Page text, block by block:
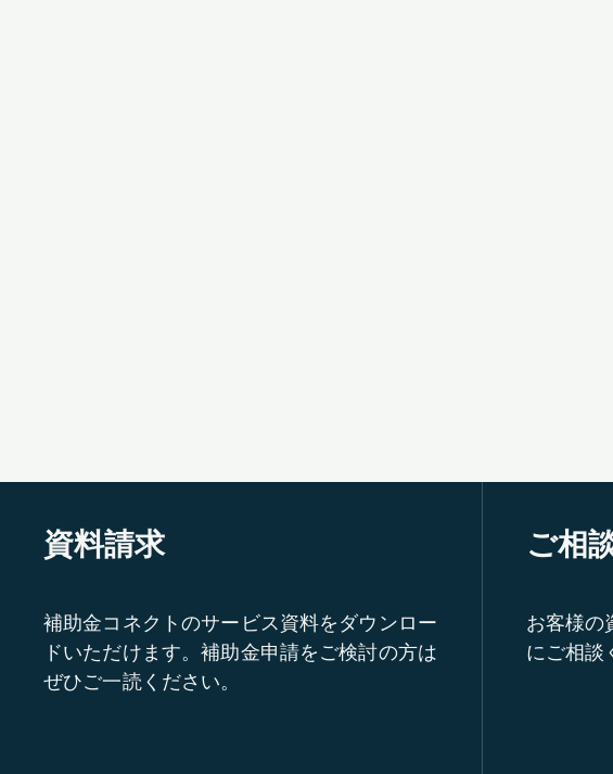
資料請求
補助金コネクトのサービス資料をダウンロー
ドいただけます。補助金申請をご検討の方は
ぜひご一読ください。
ご相
お客様の
にご相談